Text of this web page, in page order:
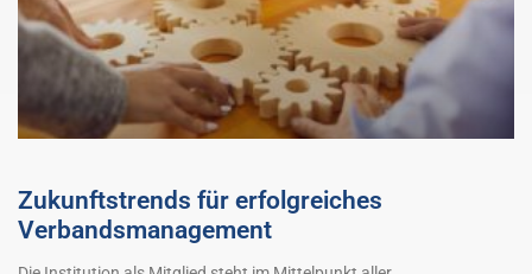
Zukunftstrends für erfolgreiches
Verbandsmanagement